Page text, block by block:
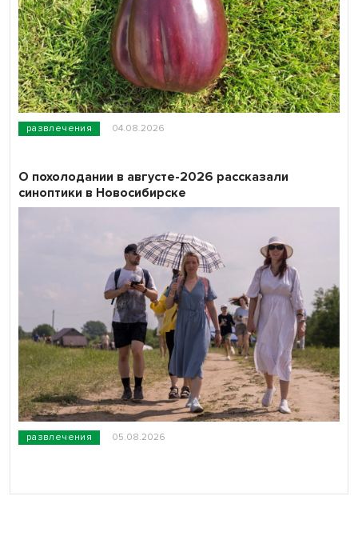
развлечения 04.08.2026
развлечения 05.08.2026
О похолодании в августе-2026 рассказали
синоптики в Новосибирске